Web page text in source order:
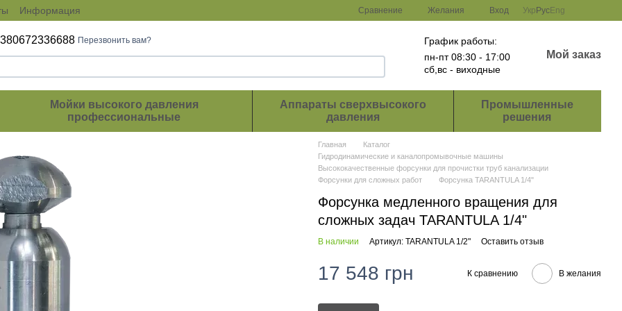
Информация Сравнение Желания Вход Укр РусEng
Перезвонить вам?
График работы:
пн-пт 08:30 - 17:00
сб,вс - виходные
Мой заказ
Мойки высокого давления
профессиональные
Аппараты сверхвысокого
давления
Промышленные
решения
Главная
Каталог
Гидродинамические и каналопромывочные машины
Высококачественные форсунки для прочистки труб канализации
Форсунки для сложных работ
Форсунка TARANTULA 1/4"
Форсунка медленного вращения для
сложных задач TARANTULA 1/4"
В наличии Артикул: TARANTULA 1/2" Оставить отзыв
17 548 грн К сравнению В желания